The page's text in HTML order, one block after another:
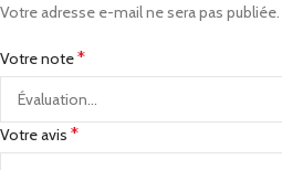
Votre adresse e-mail ne sera pas publiée.
Votre note*
Votre avis *